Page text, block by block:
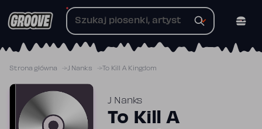
do
Strona główna J Nanks To Kill A Kingdom
J Nanks
To Kill A